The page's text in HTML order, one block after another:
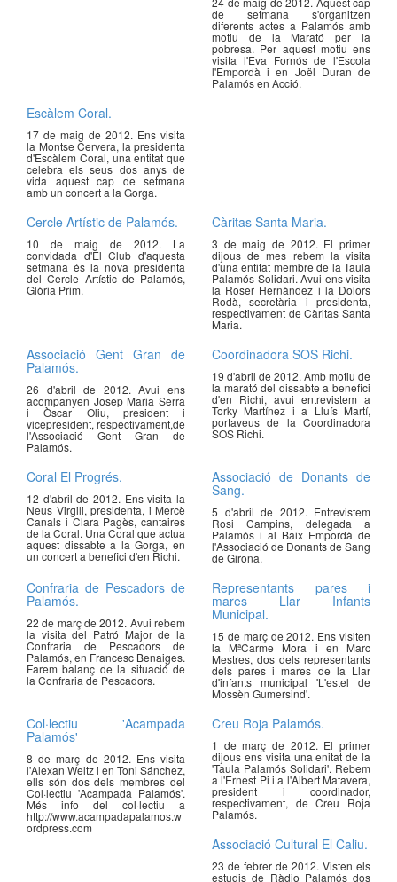
de setmana s'organitzen
diferents actes a Palamós amb
motiu de la Marató per la
pobresa. Per aquest motiu ens
visita l'Eva Fornós de l'Escola
l'Empordà i en Joël Duran de
Palamós en Acció.
Escàlem Coral.
17 de maig de 2012. Ens visita
la Montse Cervera, la presidenta
d'Escàlem Coral, una entitat que
celebra els seus dos anys de
vida aquest cap de setmana
amb un concert a la Gorga.
Cercle Artístic de Palamós.
10 de maig de 2012. La
convidada d'El Club d'aquesta
setmana és la nova presidenta
del Cercle Artístic de Palamós,
Glòria Prim.
Càritas Santa Maria.
3 de maig de 2012. El primer
dijous de mes rebem la visita
d'una entitat membre de la Taula
Palamós Solidari. Avui ens visita
la Roser Hernàndez i la Dolors
Rodà, secretària i presidenta,
respectivament de Càritas Santa
Maria.
Associació Gent Gran de
Palamós.
26 d'abril de 2012. Avui ens
acompanyen Josep Maria Serra
i Òscar Oliu, president i
vicepresident, respectivament,de
l'Associació Gent Gran de
Palamós.
Coordinadora SOS Richi.
19 d'abril de 2012. Amb motiu de
la marató del dissabte a benefici
d'en Richi, avui entrevistem a
Torky Martínez i a Lluís Martí,
portaveus de la Coordinadora
SOS Richi.
Coral El Progrés.
12 d'abril de 2012. Ens visita la
Neus Virgili, presidenta, i Mercè
Canals i Clara Pagès, cantaires
de la Coral. Una Coral que actua
aquest dissabte a la Gorga, en
un concert a benefici d'en Richi.
Associació de Donants de
Sang.
5 d'abril de 2012. Entrevistem
Rosi Campins, delegada a
Palamós i al Baix Empordà de
l'Associació de Donants de Sang
de Girona.
Confraria de Pescadors de
Palamós.
22 de març de 2012. Avui rebem
la visita del Patró Major de la
Confraria de Pescadors de
Palamós, en Francesc Benaiges.
Farem balanç de la situació de
la Confraria de Pescadors.
Representants pares i
mares Llar Infants
Municipal.
15 de març de 2012. Ens visiten
la MªCarme Mora i en Marc
Mestres, dos dels representants
dels pares i mares de la Llar
d'infants municipal 'L'estel de
Mossèn Gumersind'.
Col·lectiu 'Acampada
Palamós'
8 de març de 2012. Ens visita
l'Alexan Weltz i en Toni Sánchez,
ells són dos dels membres del
Col·lectiu 'Acampada Palamós'.
Més info del col·lectiu a
http://www.acampadapalamos.w
ordpress.com
Creu Roja Palamós.
1 de març de 2012. El primer
dijous ens visita una enitat de la
'Taula Palamós Solidari'. Rebem
a l'Ernest Pi i a l'Albert Matavera,
president i coordinador,
respectivament, de Creu Roja
Palamós.
Associació Cultural El Caliu.
23 de febrer de 2012. Visten els
estudis de Ràdio Palamós dos